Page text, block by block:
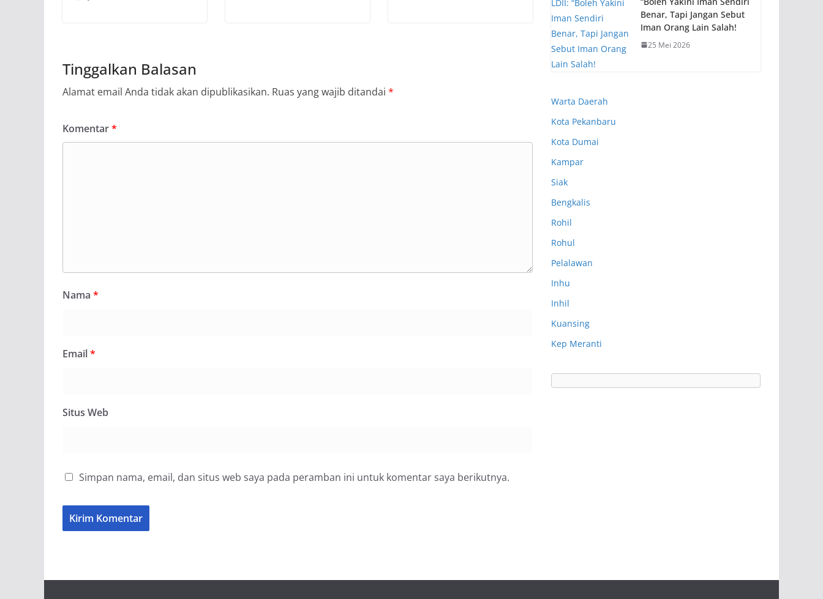
Tinggalkan Balasan
Alamat email Anda tidak akan dipublikasikan. Ruas yang wajib ditandai *
Komentar*
Nama *
Email*
Situs Web
Simpan nama, email, dan situs web saya pada peramban ini untuk komentar saya berikutnya.
Benar, Tapi Jangan Sebut
Iman Orang Lain Salah!
25 Mei 2026
Warta Daerah
Kota Pekanbaru
Kota Dumai
Kampar
Siak
Bengkalis
Rohil
Rohul
Pelalawan
Inhu
Inhil
Kuansing
Kep Meranti